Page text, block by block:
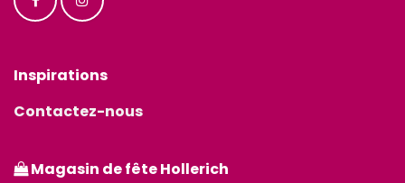
Inspirations
Contactez-nous
Magasin de fête Hollerich